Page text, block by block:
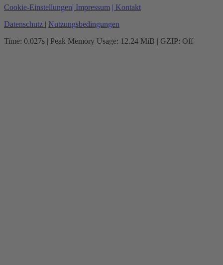
Cookie-Einstellungen| Impressum | Kontakt
Datenschutz | Nutzungsbedingungen
Time: 0.027s | Peak Memory Usage: 12.24 MiB | GZIP: Off